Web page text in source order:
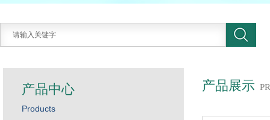
产品展示
产品中心
Products